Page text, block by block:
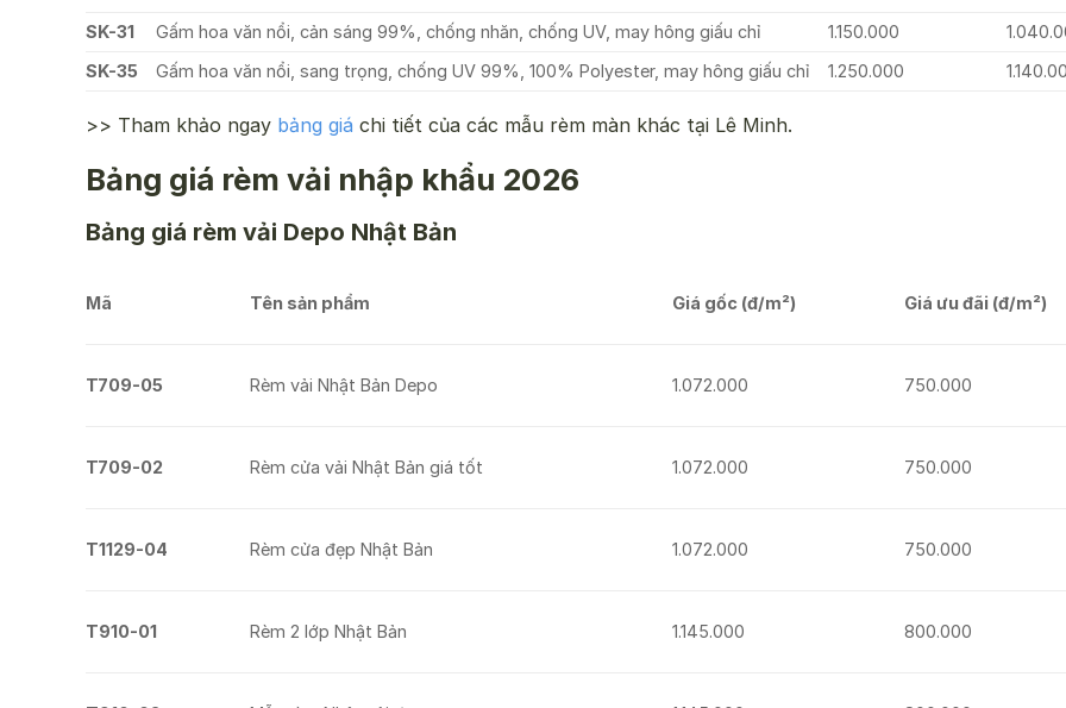
SK-31 Gấm hoa văn nổi, cản sáng 99%, chống nhăn, chống UV, may hông giấu chỉ 1.150.000
SK-35
Gấm hoa văn nổi, sang trọng, chống UV 99%, 100% Polyester, may hông giấu chỉ 1.250.000
>> Tham khảo ngay bảng giá chi tiết của các mẫu rèm màn khác tại Lê Minh.
Bảng giá rèm vải nhập khẩu 2026
Bảng giá rèm vải Depo Nhật Bản
Mã Tên sản phẩm Giá gốc (đ/m²) Giá ưu đãi (đ/m²)
T709-05 Rèm vải Nhật Bản Depo 1.072.000 750.000
T709-02 Rèm cửa vải Nhật Bản giá tốt 1.072.000 750.000
T1129-04 Rèm cửa đẹp Nhật Bản 1.072.000 750.000
T910-01 Rèm 2 lớp Nhật Bản 1.145.000 800.000